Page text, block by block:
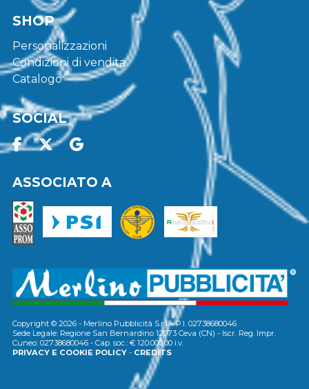
SHOP
Personalizzazioni
Condizioni di vendita
Catalogo
SOCIAL
ASSOCIATO A
Copyright © 2026 - Merlino Pubblicità S.r.l. - P.I. 02738680046
Sede Legale: Regione San Bernardino 12073 Ceva (CN) - Iscr. Reg. Impr.
Cuneo: 02738680046 - Cap. soc.: € 120.000,00 i.v.
PRIVACY E COOKIE POLICY- CREDITS